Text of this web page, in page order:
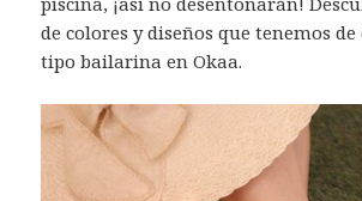
de colores y diseños que tenemos
tipo bailarina en Okaa.